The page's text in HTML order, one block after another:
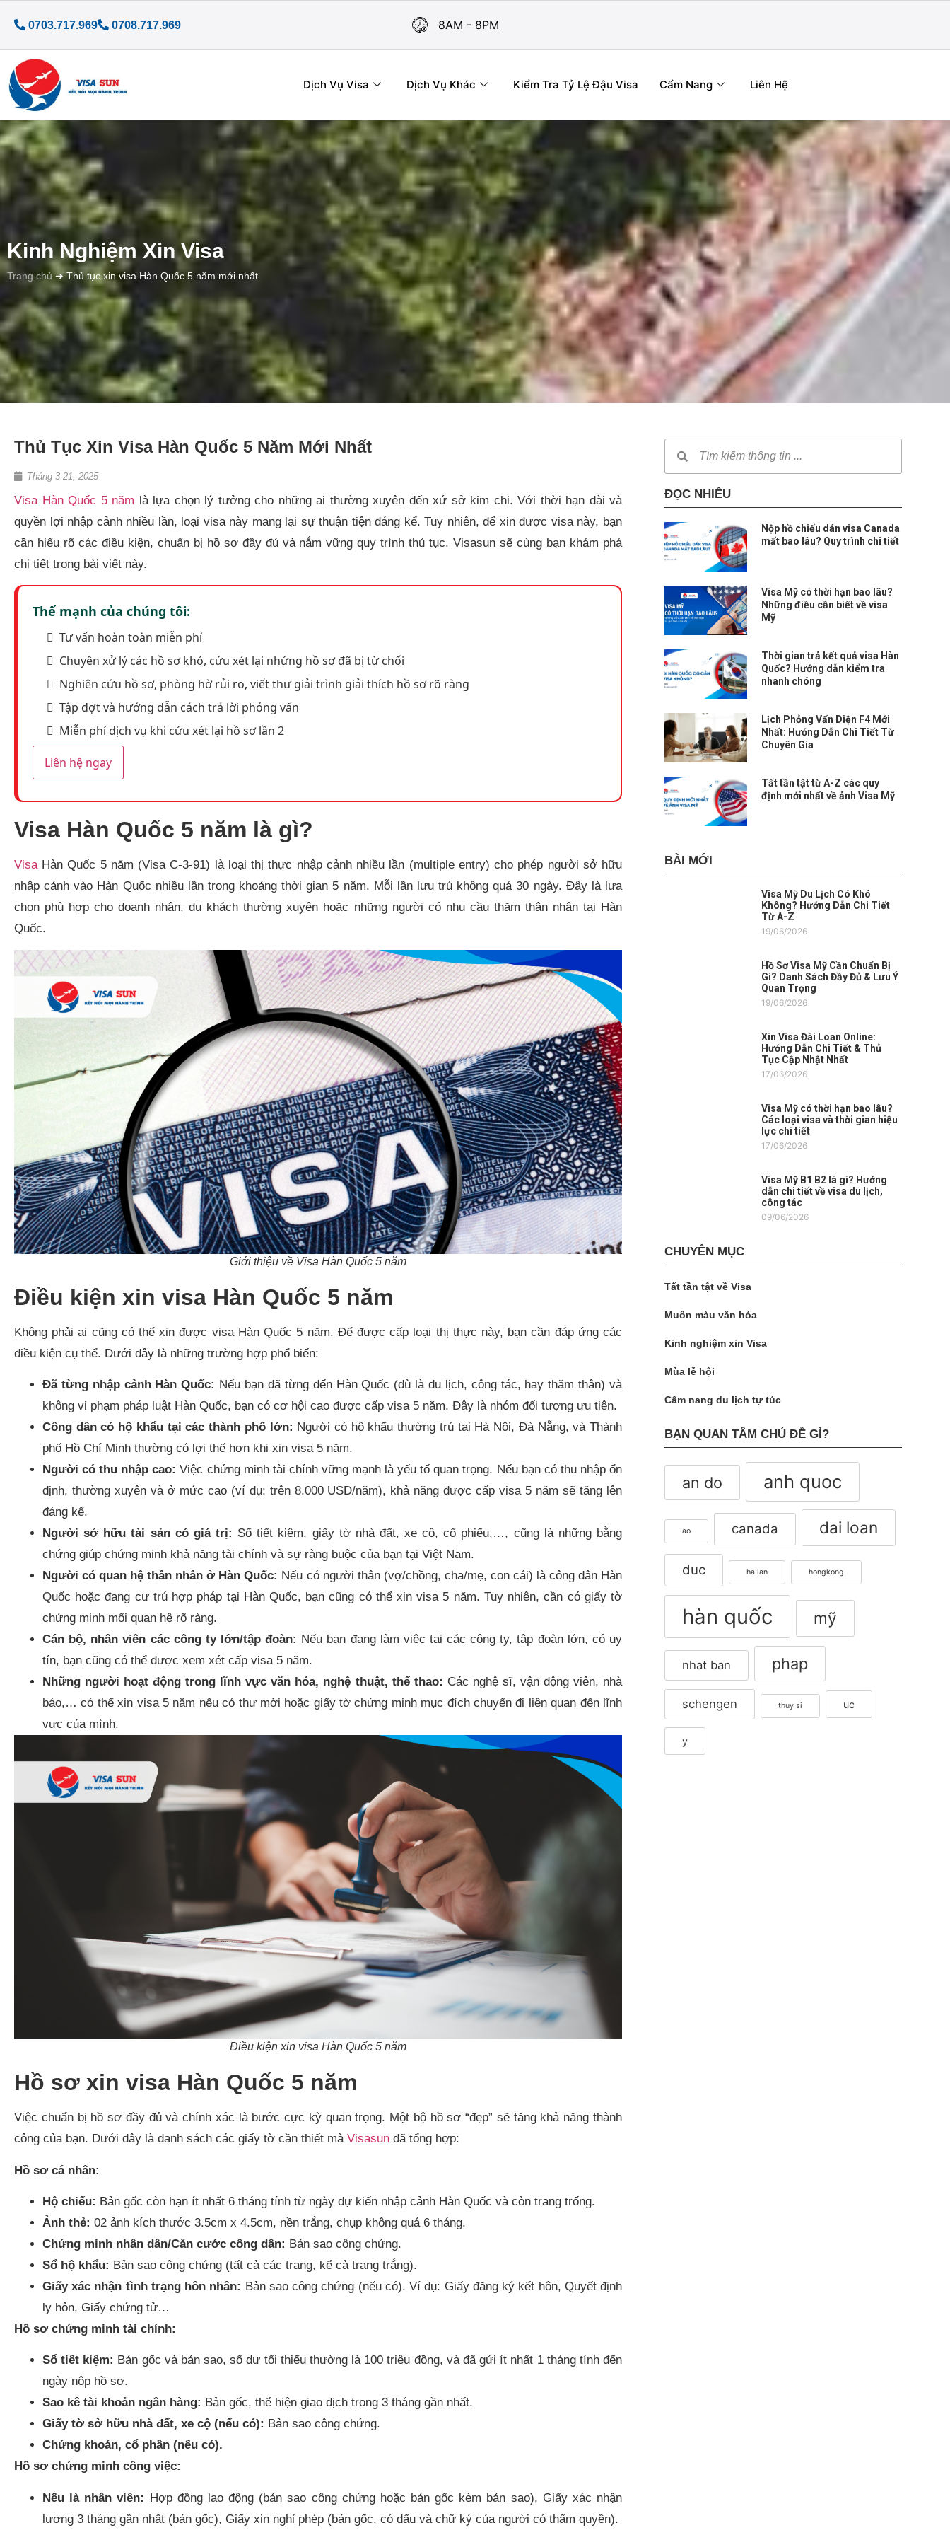
0703.717.969 0708.717.969 8AM - 8PM
Dịch Vụ Visa Dịch Vụ Khác Kiểm Tra Tỷ Lệ Đậu Visa Cẩm Nang Liên Hệ
Kinh Nghiệm Xin Visa
Trang chủ➜Thủ tục xin visa Hàn Quốc 5 năm mới nhất
Thủ Tục Xin Visa Hàn Quốc 5 Năm Mới Nhất
Tháng 3 21, 2025
Visa Hàn Quốc 5 năm là lựa chọn lý tưởng cho những ai thường xuyên đến xứ sở kim chi. Với thời hạn dài và
quyền lợi nhập cảnh nhiều lần, loại visa này mang lại sự thuận tiện đáng kể. Tuy nhiên, để xin được visa này, bạn
cần hiểu rõ các điều kiện, chuẩn bị hồ sơ đầy đủ và nắm vững quy trình thủ tục. Visasun sẽ cùng bạn khám phá
chi tiết trong bài viết này.​
Thế mạnh của chúng tôi:
Tư vấn hoàn toàn miễn phí
Chuyên xử lý các hồ sơ khó, cứu xét lại nhứng hồ sơ đã bị từ chối
Nghiên cứu hồ sơ, phòng hờ rủi ro, viết thư giải trình giải thích hồ sơ rõ ràng
Tập dợt và hướng dẫn cách trả lời phỏng vấn
Miễn phí dịch vụ khi cứu xét lại hồ sơ lần 2
Liên hệ ngay
Visa Hàn Quốc 5 năm là gì?
VisaHàn Quốc 5 năm (Visa C-3-91) là loại thị thực nhập cảnh nhiều lần (multiple entry) cho phép người sở hữu
nhập cảnh vào Hàn Quốc nhiều lần trong khoảng thời gian 5 năm. Mỗi lần lưu trú không quá 30 ngày. Đây là lựa
chọn phù hợp cho doanh nhân, du khách thường xuyên hoặc những người có nhu cầu thăm thân nhân tại Hàn
Quốc.​
Giới thiệu về Visa Hàn Quốc 5 năm
Điều kiện xin visa Hàn Quốc 5 năm
Không phải ai cũng có thể xin được visa Hàn Quốc 5 năm. Để được cấp loại thị thực này, bạn cần đáp ứng các
điều kiện cụ thể. Dưới đây là những trường hợp phổ biến:
Đã từng nhập cảnh Hàn Quốc: Nếu bạn đã từng đến Hàn Quốc (dù là du lịch, công tác, hay thăm thân) và
không vi phạm pháp luật Hàn Quốc, bạn có cơ hội cao được cấp visa 5 năm. Đây là nhóm đối tượng ưu tiên.
Công dân có hộ khẩu tại các thành phố lớn: Người có hộ khẩu thường trú tại Hà Nội, Đà Nẵng, và Thành
phố Hồ Chí Minh thường có lợi thế hơn khi xin visa 5 năm.
Người có thu nhập cao: Việc chứng minh tài chính vững mạnh là yếu tố quan trọng. Nếu bạn có thu nhập ổn
định, thường xuyên và ở mức cao (ví dụ: trên 8.000 USD/năm), khả năng được cấp visa 5 năm sẽ tăng lên
đáng kể.
Người sở hữu tài sản có giá trị: Sổ tiết kiệm, giấy tờ nhà đất, xe cộ, cổ phiếu,…, cũng là những bằng
chứng giúp chứng minh khả năng tài chính và sự ràng buộc của bạn tại Việt Nam.
Người có quan hệ thân nhân ở Hàn Quốc: Nếu có người thân (vợ/chồng, cha/mẹ, con cái) là công dân Hàn
Quốc hoặc đang cư trú hợp pháp tại Hàn Quốc, bạn cũng có thể xin visa 5 năm. Tuy nhiên, cần có giấy tờ
chứng minh mối quan hệ rõ ràng.
Cán bộ, nhân viên các công ty lớn/tập đoàn: Nếu bạn đang làm việc tại các công ty, tập đoàn lớn, có uy
tín, bạn cũng có thể được xem xét cấp visa 5 năm.
Những người hoạt động trong lĩnh vực văn hóa, nghệ thuật, thể thao: Các nghệ sĩ, vận động viên, nhà
báo,… có thể xin visa 5 năm nếu có thư mời hoặc giấy tờ chứng minh mục đích chuyến đi liên quan đến lĩnh
vực của mình.
Điều kiện xin visa Hàn Quốc 5 năm
Hồ sơ xin visa Hàn Quốc 5 năm
Việc chuẩn bị hồ sơ đầy đủ và chính xác là bước cực kỳ quan trọng. Một bộ hồ sơ “đẹp” sẽ tăng khả năng thành
công của bạn. Dưới đây là danh sách các giấy tờ cần thiết mà Visasun đã tổng hợp:
Hồ sơ cá nhân:
Hộ chiếu: Bản gốc còn hạn ít nhất 6 tháng tính từ ngày dự kiến nhập cảnh Hàn Quốc và còn trang trống.
Ảnh thẻ: 02 ảnh kích thước 3.5cm x 4.5cm, nền trắng, chụp không quá 6 tháng.
Chứng minh nhân dân/Căn cước công dân: Bản sao công chứng.
Sổ hộ khẩu: Bản sao công chứng (tất cả các trang, kể cả trang trắng).
Giấy xác nhận tình trạng hôn nhân: Bản sao công chứng (nếu có). Ví dụ: Giấy đăng ký kết hôn, Quyết định
ly hôn, Giấy chứng tử…
Hồ sơ chứng minh tài chính:
Sổ tiết kiệm: Bản gốc và bản sao, số dư tối thiểu thường là 100 triệu đồng, và đã gửi ít nhất 1 tháng tính đến
ngày nộp hồ sơ.
Sao kê tài khoản ngân hàng: Bản gốc, thể hiện giao dịch trong 3 tháng gần nhất.
Giấy tờ sở hữu nhà đất, xe cộ (nếu có): Bản sao công chứng.
Chứng khoán, cổ phần (nếu có).
Hồ sơ chứng minh công việc:
Nếu là nhân viên: Hợp đồng lao động (bản sao công chứng hoặc bản gốc kèm bản sao), Giấy xác nhận
lương 3 tháng gần nhất (bản gốc), Giấy xin nghỉ phép (bản gốc, có dấu và chữ ký của người có thẩm quyền).
ĐỌC NHIỀU
Nộp hồ chiếu dán visa Canada
mất bao lâu? Quy trình chi tiết
Visa Mỹ có thời hạn bao lâu?
Những điều cần biết về visa
Mỹ
Thời gian trả kết quả visa Hàn
Quốc? Hướng dẫn kiểm tra
nhanh chóng
Lịch Phỏng Vấn Diện F4 Mới
Nhất: Hướng Dẫn Chi Tiết Từ
Chuyên Gia
Tất tần tật từ A-Z các quy
định mới nhất về ảnh Visa Mỹ
BÀI MỚI
Visa Mỹ Du Lịch Có Khó
Không? Hướng Dẫn Chi Tiết
Từ A-Z
19/06/2026
Hồ Sơ Visa Mỹ Cần Chuẩn Bị
Gì? Danh Sách Đầy Đủ & Lưu Ý
Quan Trọng
19/06/2026
Xin Visa Đài Loan Online:
Hướng Dẫn Chi Tiết & Thủ
Tục Cập Nhật Nhất
17/06/2026
Visa Mỹ có thời hạn bao lâu?
Các loại visa và thời gian hiệu
lực chi tiết
17/06/2026
Visa Mỹ B1 B2 là gì? Hướng
dẫn chi tiết về visa du lịch,
công tác
09/06/2026
CHUYÊN MỤC
Tất tần tật về Visa
Muôn màu văn hóa
Kinh nghiệm xin Visa
Mùa lễ hội
Cẩm nang du lịch tự túc
BẠN QUAN TÂM CHỦ ĐỀ GÌ?
an do anh quoc
ao canada dai loan
duc ha lan hongkong
hàn quốc mỹ
nhat ban phap
schengen thuy si uc
y